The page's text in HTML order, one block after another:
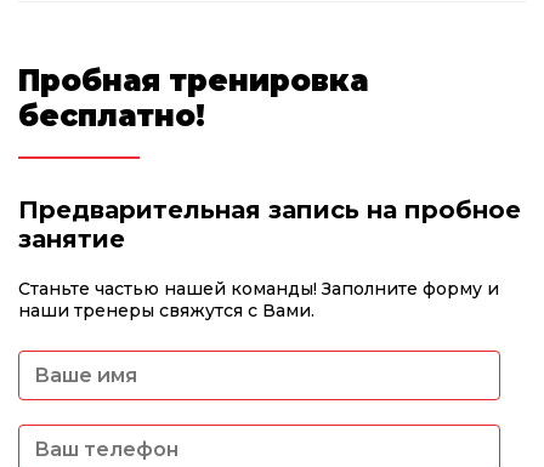
Пробная тренировка
бесплатно!
Предварительная запись на пробное
занятие
Станьте частью нашей команды! Заполните форму и
наши тренеры свяжутся с Вами.